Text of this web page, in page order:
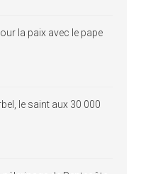
la paix avec le pape
le saint aux 30 000